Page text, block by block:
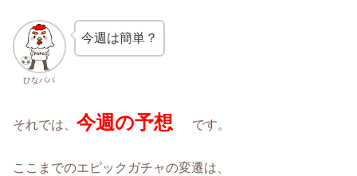
ひなパパ
今週は簡単？
それでは、 今週の予想 です。
ここまでのエピックガチャの変遷は、